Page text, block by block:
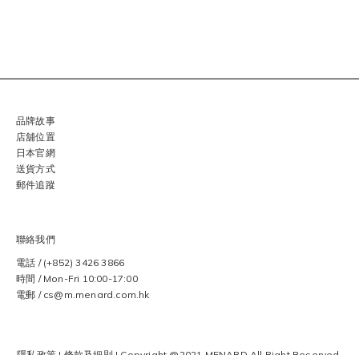
品牌故事
店舖位置
日本官網
送貨方式
郵件追蹤
聯絡我們
電話 / (+852) 3426 3866
時間 / Mon-Fri 10:00-17:00
電郵 / cs@m.menard.com.hk